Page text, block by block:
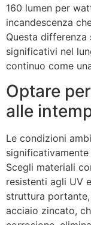
160 lumen per
incandescenza
Questa
significativi nel
continuo come
Optare
alle
Le condizioni
Scegli materiali
resistenti agli UV
struttura
acciaio zincato,